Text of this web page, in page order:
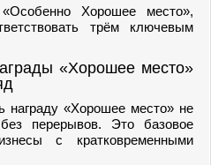
Хорошее место»,
трём ключевым
«Хорошее место»
награду «Хорошее место» не
перерывов. Это базовое
с кратковременными